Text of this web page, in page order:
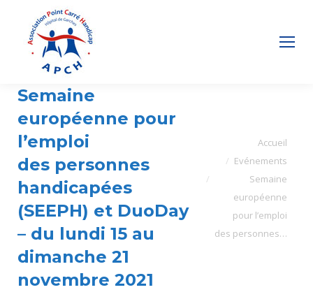
Semaine
européenne pour
l’emploi
des personnes
handicapées
(SEEPH) et DuoDay
– du lundi 15 au
dimanche 21
novembre 2021
Accueil
Evénements
Semaine
européenne
pour l’emploi
des personnes…